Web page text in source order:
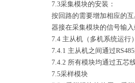
7.3采集模块的安装：
按回路的需要增加相应的
器接在采集模块的信号输
7.4 主从机（多机系统运行
7.4.1 主从机之间通过
7.4.2 所有模块均通过五芯
7.5采样模块